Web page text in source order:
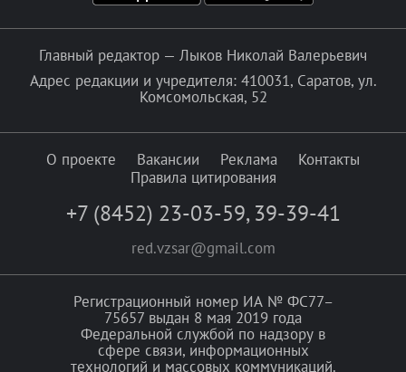
Главный редактор — Лыков Николай Валерьевич
Адрес редакции и учредителя: 410031, Саратов, ул.
Комсомольская, 52
О проекте Вакансии Реклама
Контакты
Правила цитирования
+7 (8452) 23-03-59, 39-39-41
red.vzsar@gmail.com
Регистрационный номер ИА № ФС77–
75657 выдан 8 мая 2019 года
Федеральной службой по надзору в
сфере связи, информационных
технологий и массовых коммуникаций.